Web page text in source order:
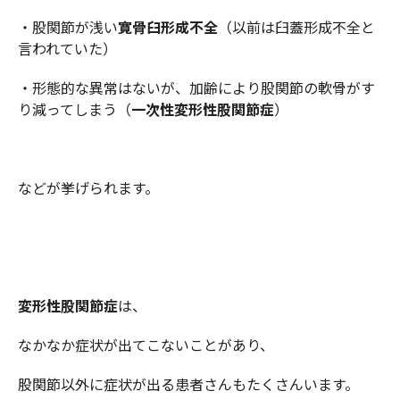
・股関節が浅い寛骨臼形成不全 （以前は臼蓋形成不全と
言われていた）
・形態的な異常はないが、加齢により股関節の軟骨がす
り減ってしまう（一次性変形性股関節症）
などが挙げられます。
変形性股関節症は、
なかなか症状が出てこないことがあり、
股関節以外に症状が出る患者さんもたくさんいます。